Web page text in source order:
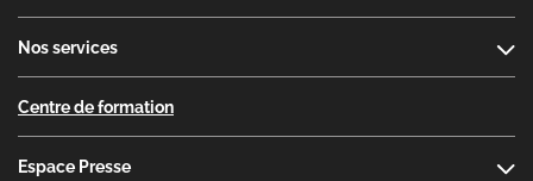
Nos services
Centre de formation
Espace Presse